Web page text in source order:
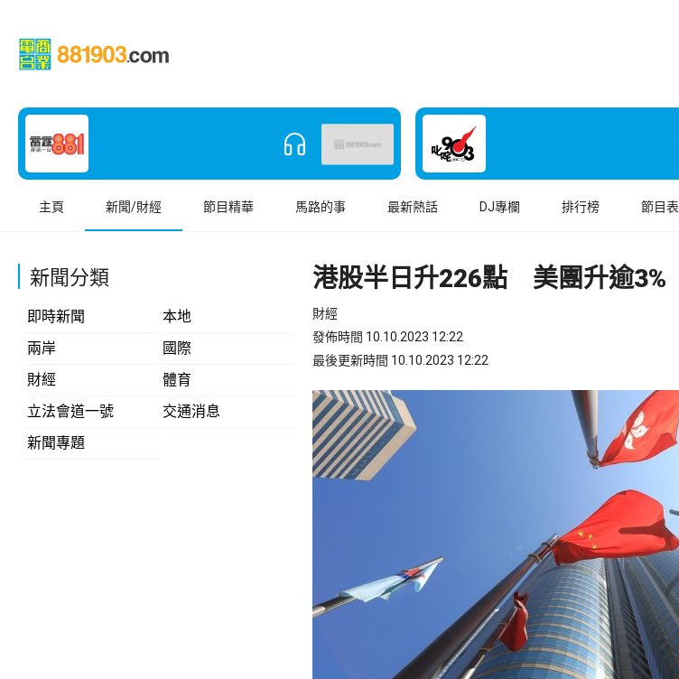
主頁 新聞/財經 節目精華 馬路的事 最新熱話 DJ專欄 排行榜 節目表
新聞分類
即時新聞
本地
兩岸
國際
財經
體育
立法會道一號
交通消息
新聞專題
港股半日升226點 美團升逾3%
財經
發佈時間 10.10.2023 12:22
最後更新時間 10.10.2023 12:22